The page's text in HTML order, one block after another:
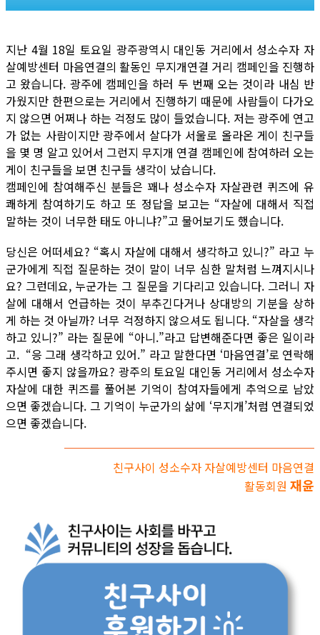
지난 4월 18일 토요일 광주광역시 대인동 거리에서 성소수자 자
살예방센터 마음연결의 활동인 무지개연결 거리 캠페인을 진행하
고 왔습니다. 광주에 캠페인을 하러 두 번째 오는 것이라 내심 반
가웠지만 한편으로는 거리에서 진행하기 때문에 사람들이 다가오
지 않으면 어쩌나 하는 걱정도 많이 들었습니다. 저는 광주에 연고
가 없는 사람이지만 광주에서 살다가 서울로 올라온 게이 친구들
을 몇 명 알고 있어서 그런지 무지개 연결 캠페인에 참여하러 오는
게이 친구들을 보면 친구들 생각이 났습니다.
캠페인에 참여해주신 분들은 꽤나 성소수자 자살관련 퀴즈에 유
쾌하게 참여하기도 하고 또 정답을 보고는 “자살에 대해서 직접
말하는 것이 너무한 태도 아니냐?”고 물어보기도 했습니다.
당신은 어떠세요? “혹시 자살에 대해서 생각하고 있니?” 라고 누
군가에게 직접 질문하는 것이 말이 너무 심한 말처럼 느껴지시나
요? 그런데요, 누군가는 그 질문을 기다리고 있습니다. 그러니 자
살에 대해서 언급하는 것이 부추긴다거나 상대방의 기분을 상하
게 하는 것 아닐까? 너무 걱정하지 않으셔도 됩니다. “자살을 생각
하고 있니?” 라는 질문에 “아니.”라고 답변해준다면 좋은 일이라
고. “응 그래 생각하고 있어.” 라고 말한다면 ‘마음연결’로 연락해
주시면 좋지 않을까요? 광주의 토요일 대인동 거리에서 성소수자
자살에 대한 퀴즈를 풀어본 기억이 참여자들에게 추억으로 남았
으면 좋겠습니다. 그 기억이 누군가의 삶에 ‘무지개’처럼 연결되었
으면 좋겠습니다.
친구사이 성소수자 자살예방센터 마음연결
활동회원 재윤